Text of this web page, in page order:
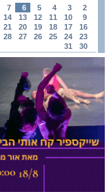
2
3
4
5
6
7
9
10
11
12
13
14
16
17
18
19
20
21
23
24
25
26
27
28
30
31